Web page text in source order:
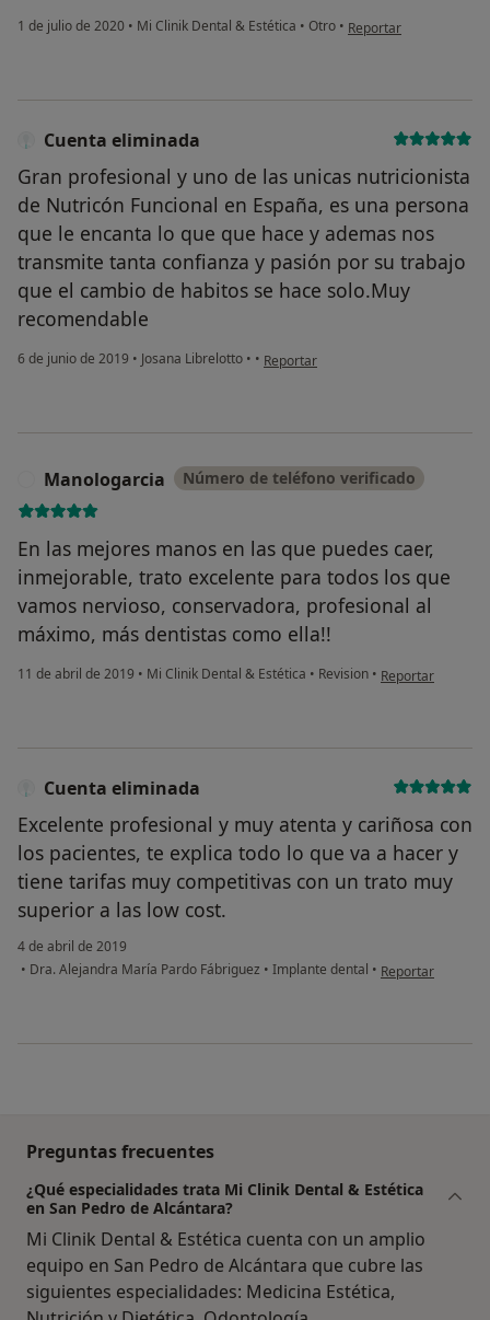
1 de julio de 2020 • Mi Clinik Dental & Estética • Otro • en opinión del usuario
Reportar
Cuenta eliminada
Gran profesional y uno de las unicas nutricionista
de Nutricón Funcional en España, es una persona
que le encanta lo que que hace y ademas nos
transmite tanta confianza y pasión por su trabajo
que el cambio de habitos se hace solo.Muy
recomendable
6 de junio de 2019 • Josana Librelotto • • en opinión del usuario Cuenta
Reportar
Manologarcia Número de teléfono verificado
En las mejores manos en las que puedes caer,
inmejorable, trato excelente para todos los que
vamos nervioso, conservadora, profesional al
máximo, más dentistas como ella!!
11 de abril de 2019 • Mi Clinik Dental & Estética • Revision • en opinión del
Reportar
Cuenta eliminada
Excelente profesional y muy atenta y cariñosa con
los pacientes, te explica todo lo que va a hacer y
tiene tarifas muy competitivas con un trato muy
superior a las low cost.
4 de abril de 2019
• Dra. Alejandra María Pardo Fábriguez • Implante dental • en opinión del
Reportar
Preguntas frecuentes
¿Qué especialidades trata Mi Clinik Dental & Estética
en San Pedro de Alcántara?
Mi Clinik Dental & Estética cuenta con un amplio
equipo en San Pedro de Alcántara que cubre las
siguientes especialidades: Medicina Estética,